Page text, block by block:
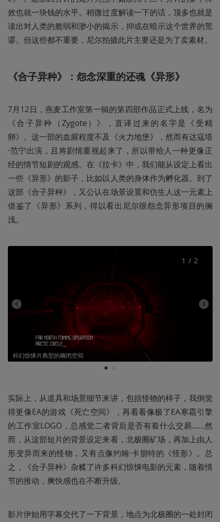
效也就一块钱的水平。稍微过度解读一下的话，顶多也就是
读出对人类的脆弱和渺小的揭示，抑或在暗示这个世界的荒
谬。但这些都不重要，尼尔拍摄此片主要还是为了卖素材。
《合子异种》：怨念深重的还魂《异形》
7月12日，燕麦工作室第一辑的第四部作品正式上线，名为
《合子异种（Zygote）》，直译过来的名字是《受精
卵》。这一部的血腥程度不及《火力地堡》，然而有达寇塔
·范宁出演，且将剧情重视起来了，所以带给人一种更像正
经的情节短剧的观感。在《拉卡》中，我们能从设定上看出
一些《异形》的影子，比如以人类的身体作为孵化器。到了
这部《合子异种》，又公认在场景设置和仿生人这一元素上
借鉴了《异形》系列，得以看出尼尔很怨念异形项目的搁
浅。
科幻惊悚片典型的幽闭空间
1
1 / 2
实际上，从道具和场景细节来讲，包括怪物的样子，我倒觉
得更像EA的游戏《死亡空间》，再看看像极了EA寒霜引擎
的工作室LOGO，总感觉二者背后是否有着什么交易……然
而，从这部短片的背景设定来看，北极圈矿场，再加上由人
形变异而来的怪物，又有点像约翰·卡朋特的《怪形》。总
之，《合子异种》杂糅了许多科幻惊悚电影的元素，随着情
节的推动，爽快感也在不断升级。
影片伊始用字幕交代了一下背景，地点为北极圈的一处封闭